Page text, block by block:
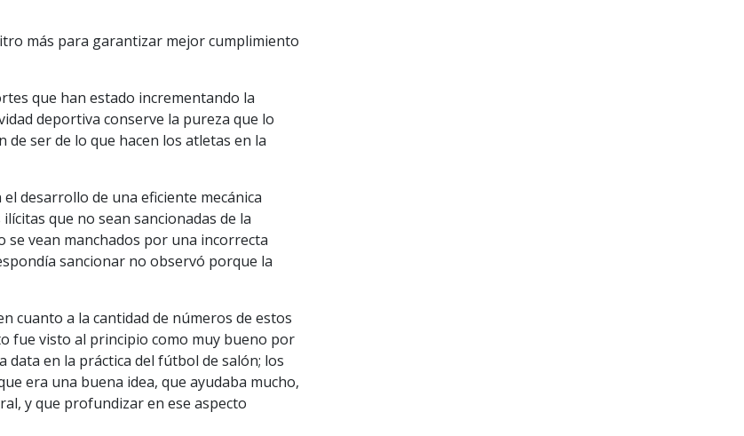
más para garantizar mejor cumplimiento
que han estado incrementando la
deportiva conserve la pureza que lo
de ser de lo que hacen los atletas en la
desarrollo de una eficiente mecánica
que no sean sancionadas de la
vean manchados por una incorrecta
sancionar no observó porque la
cuanto a la cantidad de números de estos
fue visto al principio como muy bueno por
en la práctica del fútbol de salón; los
era una buena idea, que ayudaba mucho,
y que profundizar en ese aspecto